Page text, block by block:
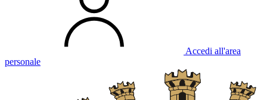
Accedi all'area
personale